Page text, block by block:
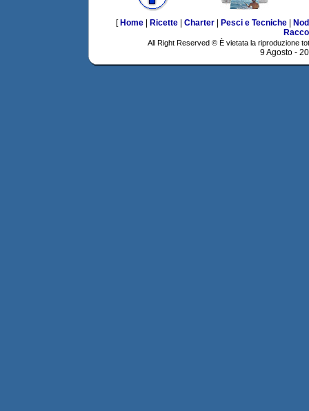
[ Home| Ricette| Charter| Pesci e Tecniche|
All Right Reserved © È vietata la riproduzione
9 Agosto -